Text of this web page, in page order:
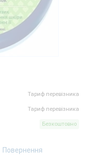
Тариф перевізника
Тариф перевізника
Безкоштовно
Повернення